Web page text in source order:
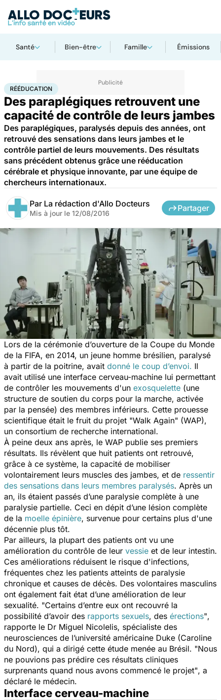
Santé Bien-être Famille Émissions
AccueilSantéMaladies Rééducation
RÉÉDUCATION
Des paraplégiques retrouvent une
capacité de contrôle de leurs jambes
Des paraplégiques, paralysés depuis des années, ont
retrouvé des sensations dans leurs jambes et le
contrôle partiel de leurs mouvements. Des résultats
sans précédent obtenus grâce une rééducation
cérébrale et physique innovante, par une équipe de
chercheurs internationaux.
Par La rédaction d'Allo Docteurs
Mis à jour le 12/08/2016
Partager
Lors de la cérémonie d’ouverture de la Coupe du Monde
de la FIFA, en 2014, un jeune homme brésilien, paralysé
à partir de la poitrine, avait donné le coup d’envoi. Il
avait utilisé une interface cerveau-machine lui permettant
de contrôler les mouvements d'un exosquelette (une
structure de soutien du corps pour la marche, activée
par la pensée) des membres inférieurs. Cette prouesse
scientifique était le fruit du projet "Walk Again" (WAP),
un consortium de recherche international.
À peine deux ans après, le WAP publie ses premiers
résultats. Ils révèlent que huit patients ont retrouvé,
grâce à ce système, la capacité de mobiliser
volontairement leurs muscles des jambes, et de ressentir
des sensations dans leurs membres paralysés. Après un
an, ils étaient passés d’une paralysie complète à une
paralysie partielle. Ceci en dépit d’une lésion complète
de la moelle épinière, survenue pour certains plus d'une
décennie plus tôt.
Par ailleurs, la plupart des patients ont vu une
amélioration du contrôle de leur vessie et de leur intestin.
Ces améliorations réduisent le risque d'infections,
fréquentes chez les patients atteints de paralysie
chronique et causes de décès. Des volontaires masculins
ont également fait état d’une amélioration de leur
sexualité. "Certains d’entre eux ont recouvré la
possibilité d’avoir des rapports sexuels, des érections",
rapporte le Dr Miguel Nicolelis, spécialiste des
neurosciences de l’université américaine Duke (Caroline
du Nord), qui a dirigé cette étude menée au Brésil. "Nous
ne pouvions pas prédire ces résultats cliniques
surprenants quand nous avons commencé le projet", a
déclaré le médecin.
Interface cerveau-machine